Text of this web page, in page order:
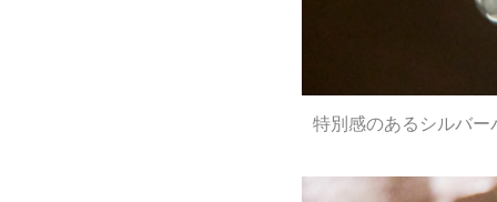
特別感のあるシルバ